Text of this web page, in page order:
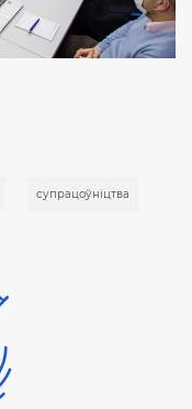
супрацоўніцтва